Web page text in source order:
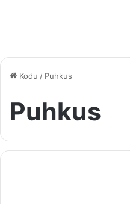
Kodu / Puhkus
Puhkus